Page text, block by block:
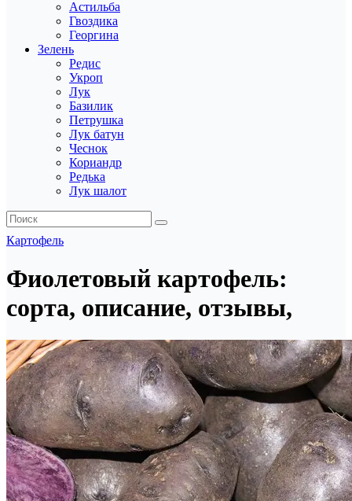
Астильба
Гвоздика
Георгина
Зелень
Редис
Укроп
Лук
Базилик
Петрушка
Лук батун
Чеснок
Кориандр
Редька
Лук шалот
Картофель
Фиолетовый картофель:
сорта, описание, отзывы,